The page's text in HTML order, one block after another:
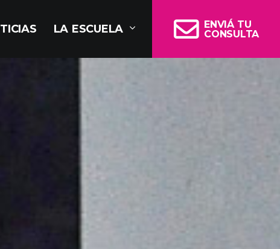
LA ESCUELA
ENVIÁ TU
CONSULTA